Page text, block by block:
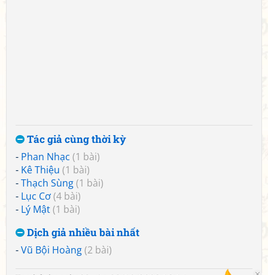
Tác giả cùng thời kỳ
- Phan Nhạc (1 bài)
- Kê Thiệu (1 bài)
-Thạch Sùng(1 bài)
- Lục Cơ(4 bài)
- Lý Mật(1 bài)
Dịch giả nhiều bài nhất
-Vũ Bội Hoàng(2 bài)